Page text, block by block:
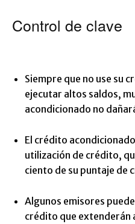
Control de clave
Siempre que no use su
ejecutar altos saldos,
acondicionado no
El crédito
utilización de crédito,
ciento de su puntaje de
Algunos emisores
crédito que extenderán